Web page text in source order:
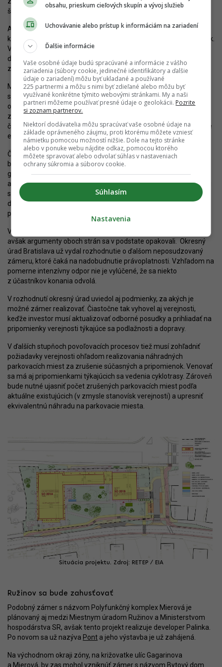
štúdie a svetlotechnického posudku.
Ako ďalší problém sa uvádzali problémy s nedostatočnou
kapacitou materských a základných škôl, lekárov či detských ihrísk.
V rámci projektu má vzniknúť detské ihrisko, ktoré bude podľa
developera prístupné nielen pre rezidentov, ale aj pre obyvateľov
zo susedstva.
Medzi pripomienkami bol aj návrh na prepracovanie projektu, aby
spĺňal definované inovatívne riešenia a ekologické trendy. Zámer
obsahuje návrh prvkov modrozelenej infraštruktúry (výsadba
zelene, vsakovacie systémy a vodné plochy), ako aj tepelné
čerpadlá zem/voda v kombinácii s bivalentným zdrojom v podobe
elektrokotlov.
Časť verejnosti nesúhlasila ani s vedením cyklotrasy popri
bytovom dome na Brodnej ulici, s riešením vjazdu a výjazdu z
garáží, ako aj s parkovaním na Brodnej. Investor však
argumentoval tým, že riešenie navrhoval v súlade s požiadavkami
správcu dotknutých komunikácií (Magistrátu) a riešenie
dopravného napojenia bolo overené v dopravno-kapacitnom
posúdení.
V rámci procesu EIA prebehlo ešte „druhé kolo“ pripomienok,
avšak argumenty oboch strán sa v podstate opakovali. Okresný
úrad Bratislava už vydal rozhodnutie o ďalšom neposudzovaný
zámeru, ktoré čaká na nadobudnutie právoplatnosti. Vzhľadom na
pomerne intenzívny odpor nie je vylúčené, že sa niekto
z účastníkov konania odvolá.
V rozhodnutí okresný úrad uviedol aj podmienky, za akých je
možné zámer realizovať. Čiastočne tak vyhovel aj verejnosti,
keďže investor musí aktualizovať odborné posudky a prihliadať na
pripomienky verejnosti týkajúce sa podlažnosti a dopravy.
V ďalších stupňoch povoľovacích procesov tiež musí zohľadniť
požiadavky verejnosti ohľadom realizovania náhradných
parkovacích miest za zrušenie súčasných a pripomienok. Venovať
sa má aj pripomienkami týkajúcich sa vedenia cyklotrasy. Zároveň
bude nutné ujasniť počet zrušených parkovacích miest podľa
aktuálne existujúcich (v zmysle stanovísk verejnosti) a upresniť
ekvivalentnú náhradu na parkovacie miesta.
Situácia projektu. Zdroj: RETEP / EIA
Ružinov sa bude zahusťovať
Podobný zámer s názvom Polyfunkčný komplex Mierová je
plánovaný aj medzi Miestnym úradom Ružinov a Ministerstvom
hospodárstva SR, avšak tento projekt realizuje developer Palinka.
Po novom sa už nazýva Pont a jeho výstavba je už zahájená.
Na východnom okraji zóny, na križovatke ulíc Gagarinova
a Mierová, by zas mohol vzniknúť zámer s názvom Bytový dom
obsahu, prieskum cieľových skupín a vývoj služieb
Uchovávanie alebo prístup k informáciám na zariadení
Ďalšie informácie
Vaše osobné údaje budú spracúvané a informácie z vášho
zariadenia (súbory cookie, jedinečné identifikátory a ďalšie
údaje o zariadení) môžu byť ukladané a používané
225 partnermi a môžu s nimi byť zdieľané alebo môžu byť
využívané konkrétne týmito webovými stránkami. My a naši
partneri môžeme používať presné údaje o geolokácii. Pozrite
si zoznam partnerov.
Niektorí dodávatelia môžu spracúvať vaše osobné údaje na
základe oprávneného záujmu, proti ktorému môžete vzniesť
námietku pomocou možností nižšie. Dole na tejto stránke
alebo v ponuke webu nájdite odkaz, pomocou ktorého
môžete spravovať alebo odvolať súhlas v nastaveniach
ochrany súkromia a súborov cookie.
Súhlasím
Nastavenia